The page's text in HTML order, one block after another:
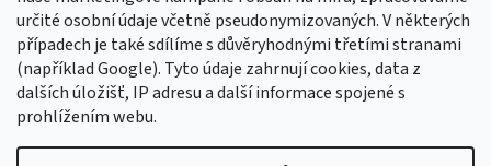
určité osobní údaje včetně pseudonymizovaných. V některých
případech je také sdílíme s důvěryhodnými třetími stranami
(například Google). Tyto údaje zahrnují cookies, data z
dalších úložišť, IP adresu a další informace spojené s
prohlížením webu.
BIO-003